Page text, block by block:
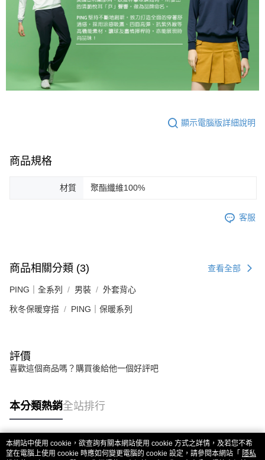
顯示電腦版詳細說明
商品規格
材質 聚酯纖維100%
客服
商品相關分類 (3) 查看全部
PING｜全系列 男裝 外套背心
秋冬保暖穿搭 PING｜保暖系列
評價
喜歡這個商品嗎？購買後給他一個好評吧
本分類熱銷全站排行
熱門標籤
本網站中使用 cookie，欲查詢有關本網站使用 cookie 方式之詳情，及若您不希
望在電腦上使用 cookie 時應如何變更電腦的 cookie 設定，請參閱本網站「 隱私